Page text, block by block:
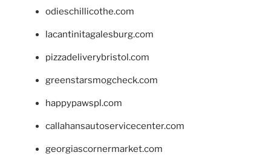
odieschillicothe.com
lacantinitagalesburg.com
pizzadeliverybristol.com
greenstarsmogcheck.com
happypawspl.com
callahansautoservicecenter.com
georgiascornermarket.com